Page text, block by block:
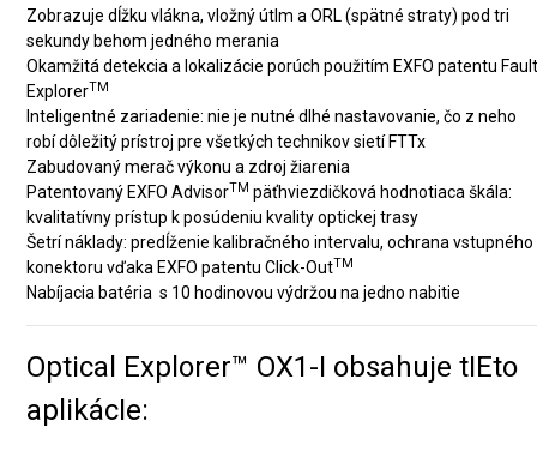
Zobrazuje dĺžku vlákna, vložný útlm a ORL (spätné straty) pod tri
sekundy behom jedného merania
Okamžitá detekcia a lokalizácie porúch použitím EXFO patentu
ExplorerTM
Inteligentné zariadenie: nie je nutné dlhé nastavovanie, čo z neho
robí dôležitý prístroj pre všetkých technikov sietí FTTx
Zabudovaný merač výkonu a zdroj žiarenia
Patentovaný EXFO AdvisorTM päťhviezdičková hodnotiaca škála:
kvalitatívny prístup k posúdeniu kvality optickej trasy
Šetrí náklady: predĺženie kalibračného intervalu, ochrana vstupného
konektoru vďaka EXFO patentu Click-OutTM
Nabíjacia batéria s 10 hodinovou výdržou na jedno nabitie
Optical Explorer™ OX1-I obsahuje tIEto
aplikácIe: